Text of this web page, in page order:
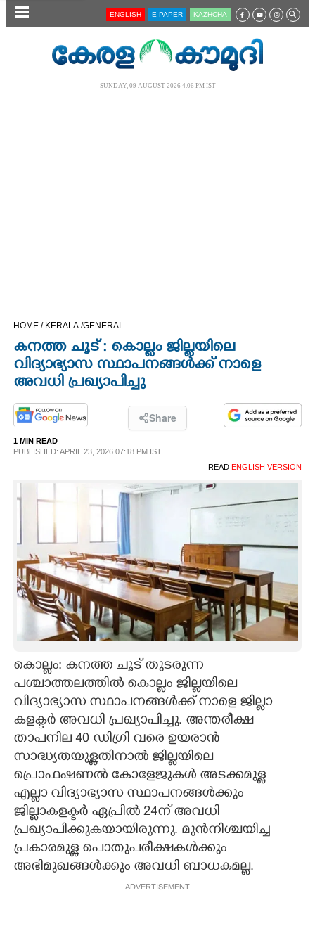
SECTIONS
CINEMA
OPINION
PHOTOS
LIFESTYLE
ART
ASTRO
LITERATURE
ZOOM
CONTACT US
ENGLISH E-PAPER KĀZHCHA
SUNDAY, 09 AUGUST 2026 4.06 PM IST
HOME / KERALA /GENERAL
കനത്ത ചൂട് : കൊല്ലം ജില്ലയിലെ
വിദ്യാഭ്യാസ സ്ഥാപനങ്ങൾക്ക് നാളെ
അവധി പ്രഖ്യാപിച്ചു
Share
1 MIN READ
PUBLISHED: APRIL 23, 2026 07:18 PM IST
READ ENGLISH VERSION
കൊല്ലം: കനത്ത ചൂട് തുടരുന്ന
പശ്ചാത്തലത്തിൽ കൊല്ലം ജില്ലയിലെ
വിദ്യാഭ്യാസ സ്ഥാപനങ്ങൾക്ക് നാളെ ജില്ലാ
കളക്ടർ അവധി പ്രഖ്യാപിച്ചു. അന്തരീക്ഷ
താപനില 40 ഡിഗ്രി വരെ ഉയരാൻ
സാദ്ധ്യതയുള്ളതിനാൽ ജില്ലയിലെ
പ്രൊഫഷണൽ കോളേജുകൾ അടക്കമുള്ള
എല്ലാ വിദ്യാഭ്യാസ സ്ഥാപനങ്ങൾക്കും
ജില്ലാകളക്ടർ ഏപ്രിൽ 24ന് അവധി
പ്രഖ്യാപിക്കുകയായിരുന്നു. മുൻനിശ്ചയിച്ച
പ്രകാരമുള്ള പൊതുപരീക്ഷകൾക്കും
അഭിമുഖങ്ങൾക്കും അവധി ബാധകമല്ല.
ADVERTISEMENT